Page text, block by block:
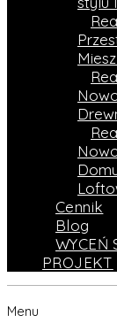
Cennik
Blog
WYCEŃ
PROJEKT
Menu